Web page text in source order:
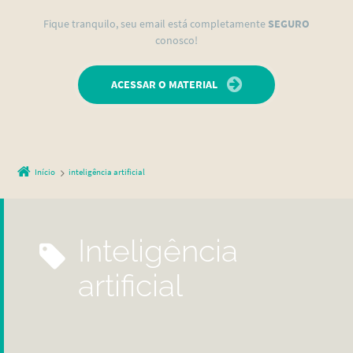
Fique tranquilo, seu email está completamenteSEGURO
conosco!
ACESSAR O MATERIAL
Início inteligência artificial
inteligência
artificial